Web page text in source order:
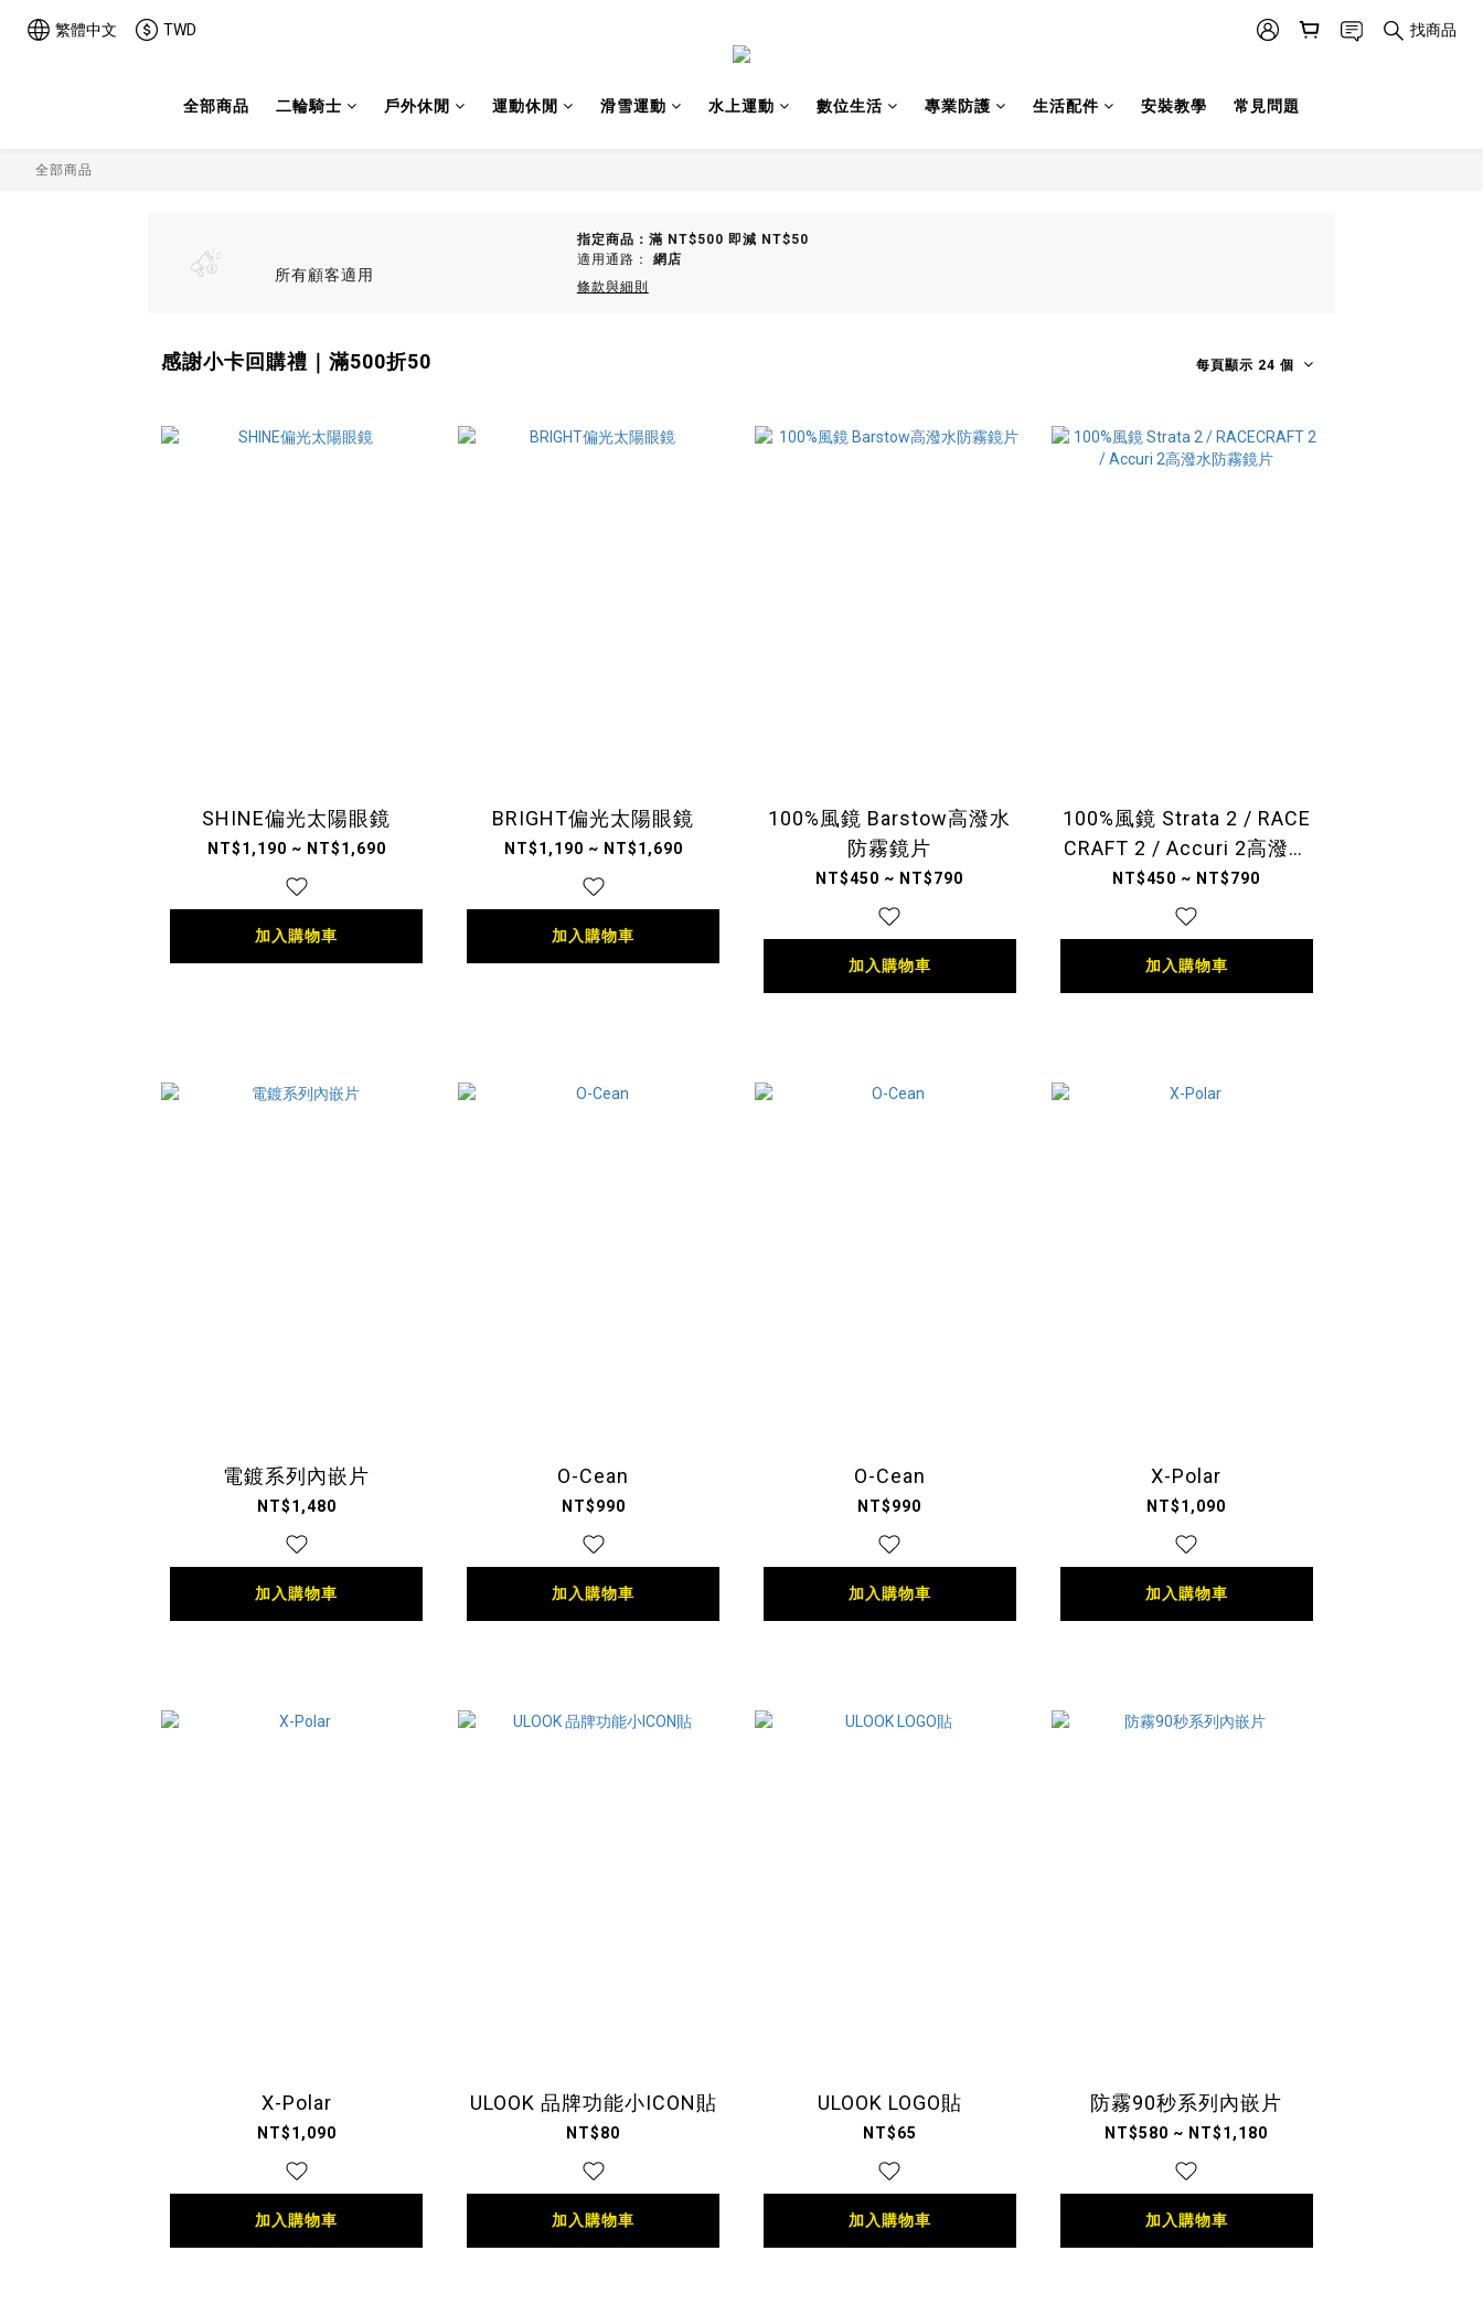
繁體中文 TWD 找商品
全部商品 二輪騎士 戶外休閒 運動休閒 滑雪運動 水上運動 數位生活 專業防護 生活配件 安裝教學 常見問題
全部商品
所有顧客適用
指定商品：滿 NT$500 即減 NT$50
適用通路： 網店
條款與細則
感謝小卡回購禮｜滿500折50 每頁顯示 24 個
SHINE偏光太陽眼鏡
NT$1,190 ~ NT$1,690
加入購物車
BRIGHT偏光太陽眼鏡
NT$1,190 ~ NT$1,690
加入購物車
100%風鏡 Barstow高潑水
防霧鏡片
NT$450 ~ NT$790
加入購物車
100%風鏡 Strata 2 / RACE
CRAFT 2 / Accuri 2高潑水
防霧鏡片
NT$450 ~ NT$790
加入購物車
電鍍系列內嵌片
NT$1,480
加入購物車
O-Cean
NT$990
加入購物車
O-Cean
NT$990
加入購物車
X-Polar
NT$1,090
加入購物車
X-Polar
NT$1,090
加入購物車
ULOOK 品牌功能小ICON貼
NT$80
加入購物車
ULOOK LOGO貼
NT$65
加入購物車
防霧90秒系列內嵌片
NT$580 ~ NT$1,180
加入購物車